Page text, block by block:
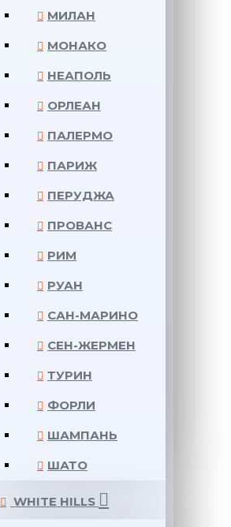
МИЛАН
МОНАКО
НЕАПОЛЬ
ОРЛЕАН
ПАЛЕРМО
ПАРИЖ
ПЕРУДЖА
ПРОВАНС
РИМ
РУАН
САН-МАРИНО
СЕН-ЖЕРМЕН
ТУРИН
ФОРЛИ
ШАМПАНЬ
ШАТО
WHITE HILLS